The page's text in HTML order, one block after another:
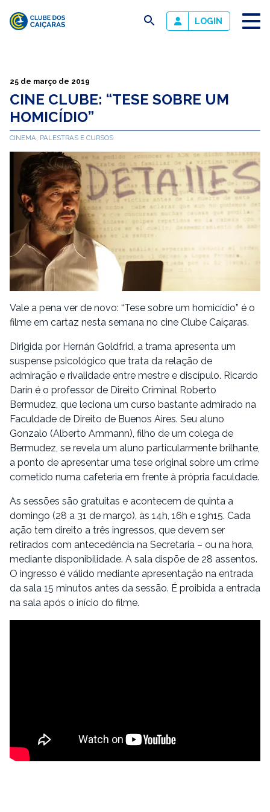
Caiçaras
busca LOGIN
25 de março de 2019
CINE CLUBE: “TESE SOBRE UM
HOMICÍDIO”
CINEMA, PALESTRAS E CURSOS
Vale a pena ver de novo: “Tese sobre um homicídio” é o
filme em cartaz nesta semana no cine Clube Caiçaras.
Dirigida por Hernán Goldfrid, a trama apresenta um
suspense psicológico que trata da relação de
admiração e rivalidade entre mestre e discípulo. Ricardo
Darín é o professor de Direito Criminal Roberto
Bermudez, que leciona um curso bastante admirado na
Faculdade de Direito de Buenos Aires. Seu aluno
Gonzalo (Alberto Ammann), filho de um colega de
Bermudez, se revela um aluno particularmente brilhante,
a ponto de apresentar uma tese original sobre um crime
cometido numa cafeteria em frente à própria faculdade.
As sessões são gratuitas e acontecem de quinta a
domingo (28 a 31 de março), às 14h, 16h e 19h15. Cada
ação tem direito a três ingressos, que devem ser
retirados com antecedência na Secretaria – ou na hora,
mediante disponibilidade. A sala dispõe de 28 assentos.
O ingresso é válido mediante apresentação na entrada
da sala 15 minutos antes da sessão. É proibida a entrada
na sala após o início do filme.